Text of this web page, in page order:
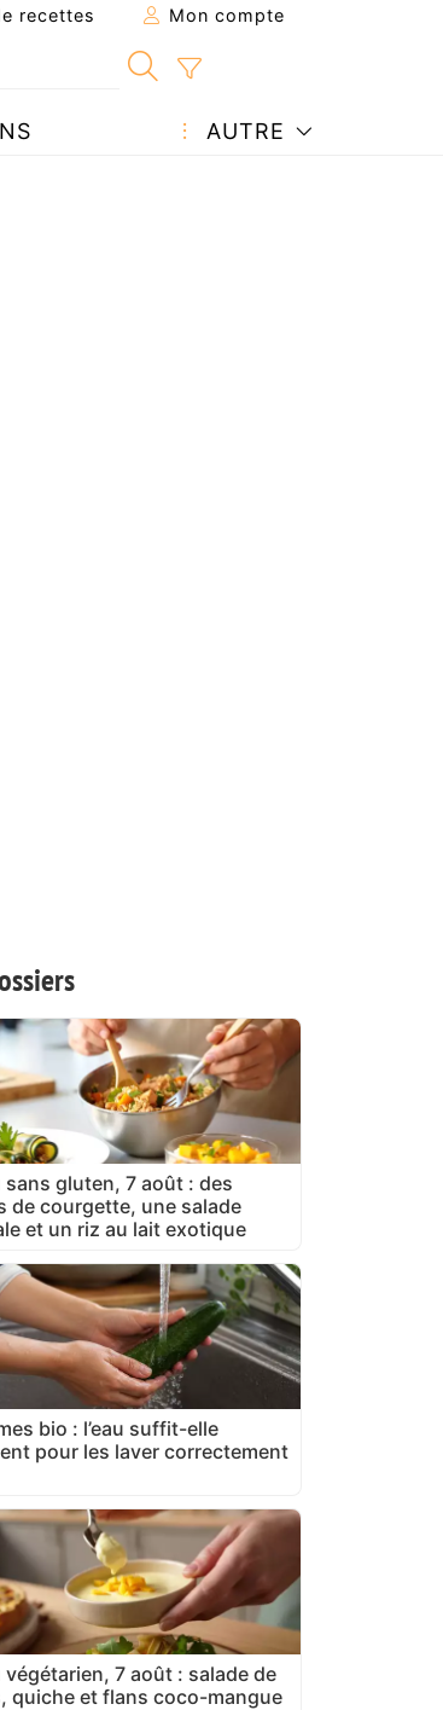
recettes Mon compte
AUTRE
un ami à l'auteur
votre photo de cette
sans gluten, 7 août : des
de courgette, une salade
et un riz au lait exotique
bio : l’eau suffit-elle
pour les laver correctement
végétarien, 7 août : salade de
quiche et flans coco-mangue